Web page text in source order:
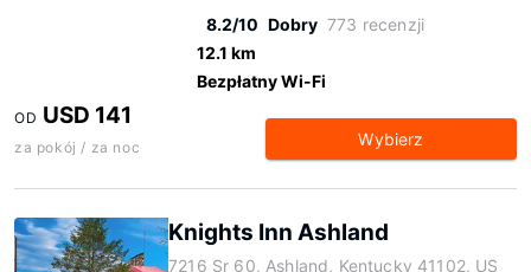
8.2/10 Dobry 773 recenzji
12.1 km
Bezpłatny Wi-Fi
OD USD 141
za pokój / za noc Wybierz
Knights Inn Ashland
7216 Sr 60, Ashland, Kentucky 41102, US